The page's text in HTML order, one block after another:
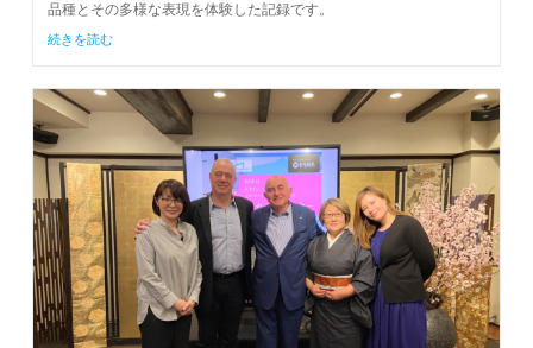
品種とその多様な表現を体験した記録です。
続きを読む